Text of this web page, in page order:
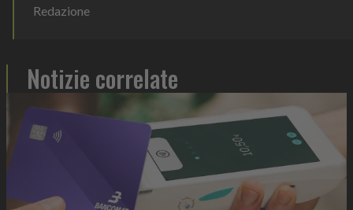
Redazione
Notizie correlate